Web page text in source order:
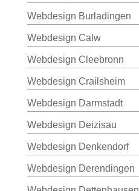
Webdesign Burladingen
Webdesign Calw
Webdesign Cleebronn
Webdesign Crailsheim
Webdesign Darmstadt
Webdesign Deizisau
Webdesign Denkendorf
Webdesign Derendingen